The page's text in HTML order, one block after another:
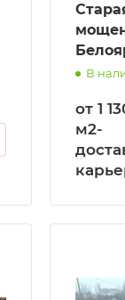
В
от 1
м2-